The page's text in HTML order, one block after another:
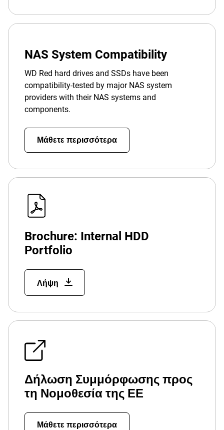
NAS System Compatibility
WD Red hard drives and SSDs have been
compatibility-tested by major NAS system
providers with their NAS systems and
components.
Μάθετε περισσότερα
Brochure: Internal HDD
Portfolio
Λήψη
Δήλωση Συμμόρφωσης προς
τη Νομοθεσία της ΕΕ
Μάθετε περισσότερα